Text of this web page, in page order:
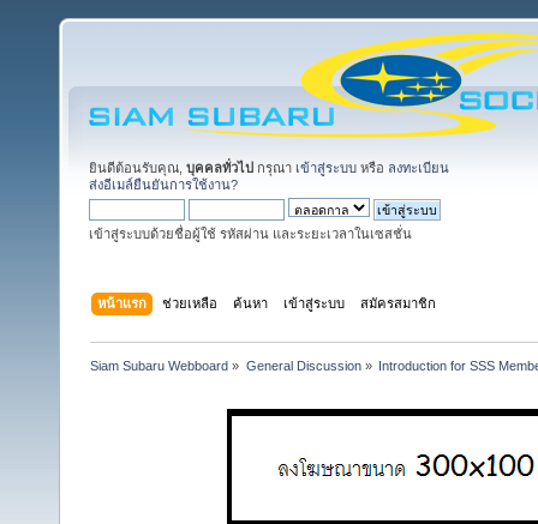
ยินดีต้อนรับคุณ, บุคคลทั่วไป กรุณา เข้าสู่ระบบ หรือ ลงทะเบียน
ส่งอีเมล์ยืนยันการใช้งาน?
เข้าสู่ระบบด้วยชื่อผู้ใช้ รหัสผ่าน และระยะเวลาในเซสชั่น
หน้าแรก ช่วยเหลือ ค้นหา เข้าสู่ระบบ สมัครสมาชิก
Siam Subaru Webboard » General Discussion» Introduction for SSS